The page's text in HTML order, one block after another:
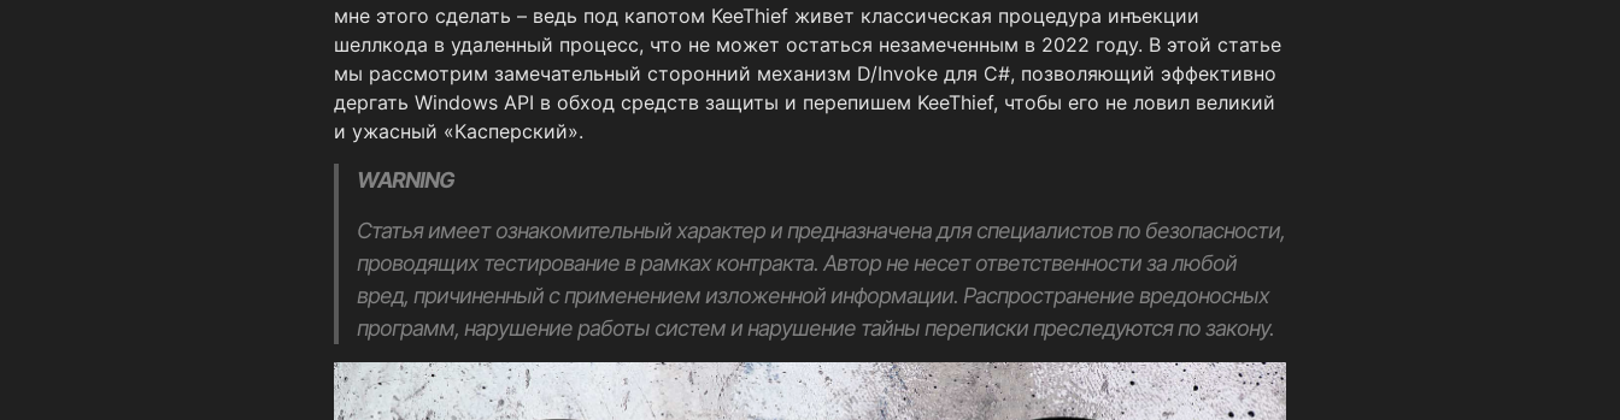
мне этого сделать – ведь под капотом KeeThief живет классическая процедура инъекции
шеллкода в удаленный процесс, что не может остаться незамеченным в 2022 году. В этой статье
мы рассмотрим замечательный сторонний механизм D/Invoke для C#, позволяющий эффективно
дергать Windows API в обход средств защиты и перепишем KeeThief, чтобы его не ловил великий
и ужасный «Касперский».
WARNING
Статья имеет ознакомительный характер и предназначена для специалистов по безопасности,
проводящих тестирование в рамках контракта. Автор не несет ответственности за любой
вред, причиненный с применением изложенной информации. Распространение вредоносных
программ, нарушение работы систем и нарушение тайны переписки преследуются по закону.